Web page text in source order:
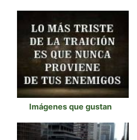
Imágenes que gustan